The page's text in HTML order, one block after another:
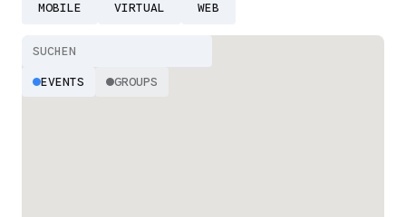
MOBILE VIRTUAL WEB
EVENTS GROUPS